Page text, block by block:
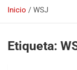
Inicio WSJ
Etiqueta: